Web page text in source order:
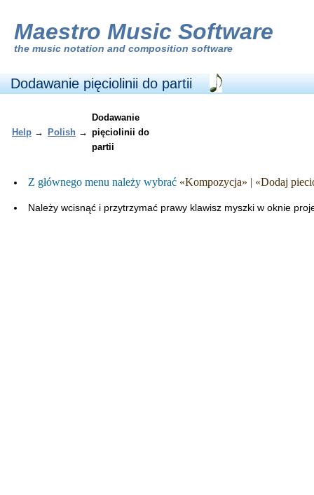
Maestro Music Software
the music notation and composition software
Dodawanie pięciolinii do partii
Help → Polish →
Dodawanie
pięciolinii do
partii
Z głównego menu należy wybrać «Kompozycja» | «Dodaj
Należy wcisnąć i przytrzymać prawy klawisz myszki w oknie